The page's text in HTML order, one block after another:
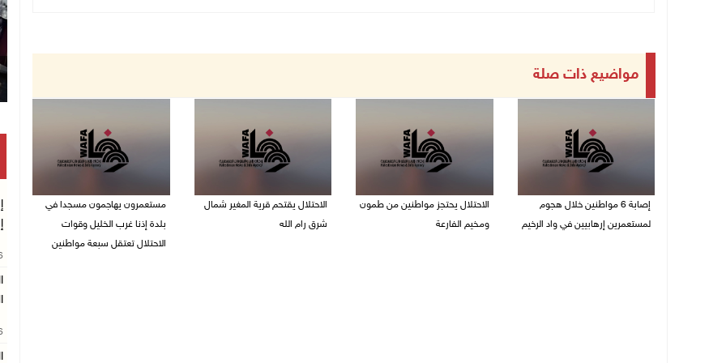
مواضيع ذات صلة
إصابة 6 مواطنين خلال هجوم
لمستعمرين إرهابيين في واد الرخيم
الاحتلال يحتجز مواطنين من طمون
ومخيم الفارعة
الاحتلال يقتحم قرية المغير شمال
شرق رام الله
مستعمرون يهاجمون مسجدا في
بلدة إذنا غرب الخليل وقوات
الاحتلال تعتقل سبعة مواطنين